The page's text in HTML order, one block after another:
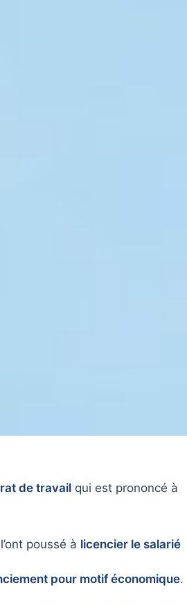
de travail qui est prononcé à
poussé à licencier le salarié
pour motif économique.